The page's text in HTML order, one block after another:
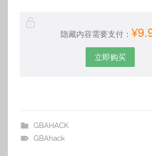
隐藏内容需要支付：
立即购买
GBAHACK
GBAhack